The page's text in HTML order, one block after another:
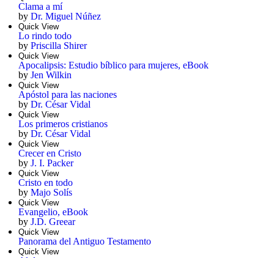
Clama a mí
by Dr. Miguel Núñez
Quick View
Lo rindo todo
by Priscilla Shirer
Quick View
Apocalipsis: Estudio bíblico para mujeres, eBook
by Jen Wilkin
Quick View
Apóstol para las naciones
by Dr. César Vidal
Quick View
Los primeros cristianos
by Dr. César Vidal
Quick View
Crecer en Cristo
by J. I. Packer
Quick View
Cristo en todo
by Majo Solís
Quick View
Evangelio, eBook
by J.D. Greear
Quick View
Panorama del Antiguo Testamento
Quick View